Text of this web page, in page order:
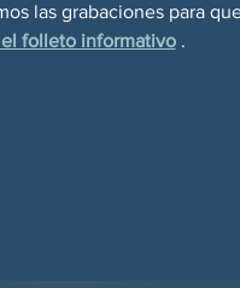
las grabaciones para
folleto informativo .